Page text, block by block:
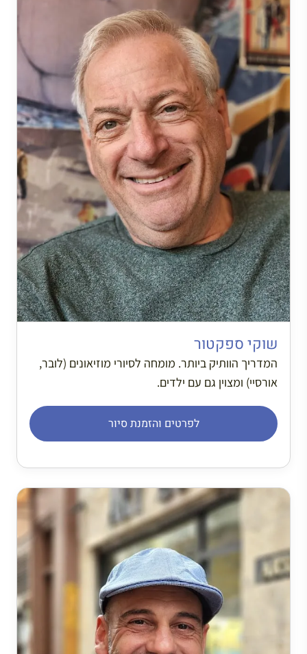
שוקי ספקטור
המדריך הוותיק ביותר. מומחה לסיורי מוזיאונים (לובר,
אורסיי) ומצוין גם עם ילדים.
לפרטים והזמנת סיור